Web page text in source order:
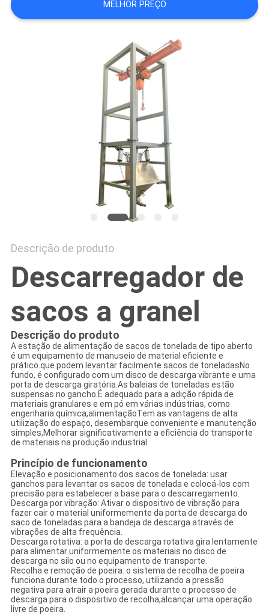
POLÍTICA
MELHOR PREÇO
Descrição de produto
Descarregador de
sacos a granel
Descrição do produto
A estação de alimentação de sacos de tonelada de tipo aberto
é um equipamento de manuseio de material eficiente e
prático.que podem levantar facilmente sacos de toneladasNo
fundo, é configurado com um disco de descarga vibrante e uma
porta de descarga giratória.As baleias de toneladas estão
suspensas no gancho.É adequado para a adição rápida de
materiais granulares e em pó em várias indústrias, como
engenharia química,alimentaçãoTem as vantagens de alta
utilização do espaço, desembarque conveniente e manutenção
simples,Melhorar significativamente a eficiência do transporte
de materiais na produção industrial.
Princípio de funcionamento
Elevação e posicionamento dos sacos de tonelada: usar
ganchos para levantar os sacos de tonelada e colocá-los com
precisão para estabelecer a base para o descarregamento.
Descarga por vibração: Ativar o dispositivo de vibração para
fazer cair o material uniformemente da porta de descarga do
saco de toneladas para a bandeja de descarga através de
vibrações de alta frequência.
Descarga rotativa: a porta de descarga rotativa gira lentamente
para alimentar uniformemente os materiais no disco de
descarga no silo ou no equipamento de transporte.
Recolha e remoção de poeira: o sistema de recolha de poeira
funciona durante todo o processo, utilizando a pressão
negativa para atrair a poeira gerada durante o processo de
descarga para o dispositivo de recolha,alcançar uma operação
livre de poeira.